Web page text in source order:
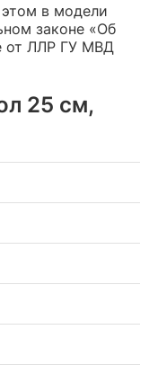
в модели
законе «Об
от ЛЛР ГУ МВД
25 см,